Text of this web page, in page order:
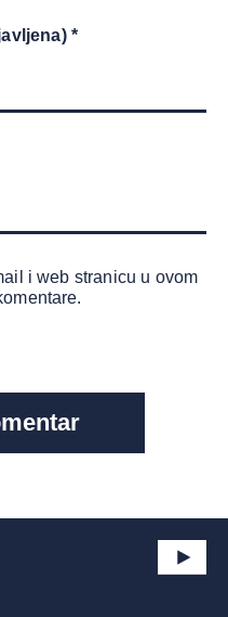
*
i web stranicu u ovom